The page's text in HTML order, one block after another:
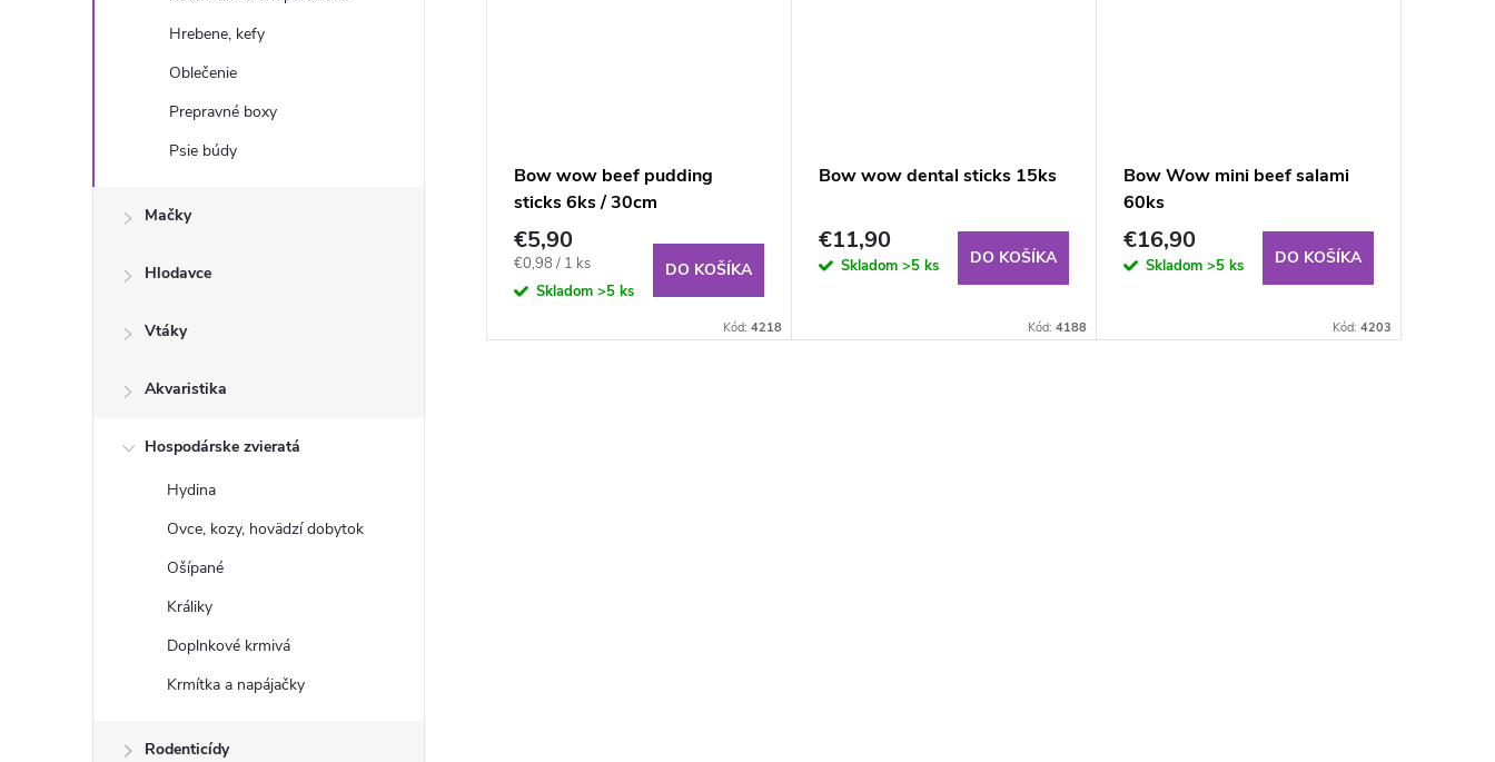
Hrebene, kefy
Oblečenie
Prepravné boxy
Psie búdy
Mačky
Hlodavce
Vtáky
Akvaristika
Hospodárske zvieratá
Hydina
Ovce, kozy, hovädzí dobytok
Ošípané
Králiky
Doplnkové krmivá
Krmítka a napájačky
Rodenticídy
Bow wow beef pudding
sticks 6ks / 30cm
€5,90
Jednotková
cena:
€0,98 / 1 ks
Skladom >5 ks
DO KOŠÍKA
Kód: 4218
Bow wow dental sticks 15ks
€11,90
Skladom >5 ks DO KOŠÍKA
Kód: 4188
Bow Wow mini beef salami
60ks
€16,90
Skladom >5 ks DO KOŠÍKA
Kód: 4203